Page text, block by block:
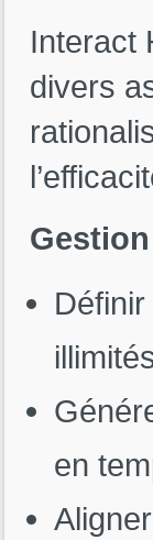
Interact
divers
en